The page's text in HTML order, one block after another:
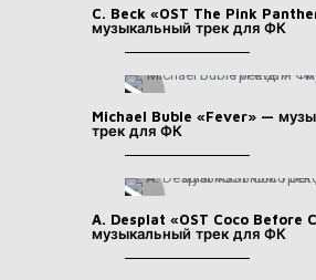
C. Beck «OST The Pink
музыкальный трек для ФК
Michael Buble «Fever» —
трек для ФК
A. Desplat «OST Coco Before
музыкальный трек для ФК